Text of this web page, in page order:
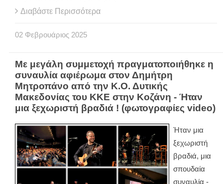
Διαβάστε Περισσότερα
02 Φεβρουάριος 2025
Με μεγάλη συμμετοχή πραγματοποιήθηκε η
συναυλία αφιέρωμα στον Δημήτρη
Μητροπάνο από την Κ.Ο. Δυτικής
Μακεδονίας του ΚΚΕ στην Κοζάνη - Ήταν
μια ξεχωριστή βραδιά ! (φωτογραφίες video)
Ήταν μια
ξεχωριστή
βραδιά, μια
σπουδαία
συναυλία -